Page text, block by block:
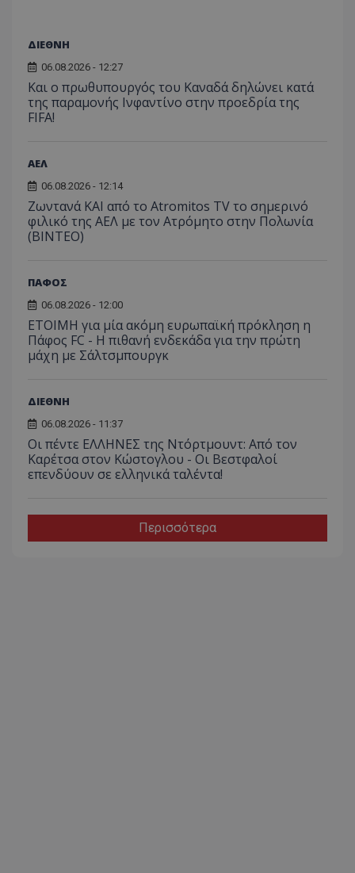
ΔΙΕΘΝΗ
06.08.2026 - 12:27
Και ο πρωθυπουργός του Καναδά δηλώνει κατά
της παραμονής Ινφαντίνο στην προεδρία της
FIFA!
ΑΕΛ
06.08.2026 - 12:14
Ζωντανά ΚΑΙ από το Atromitos TV το σημερινό
φιλικό της ΑΕΛ με τον Ατρόμητο στην Πολωνία
(ΒΙΝΤΕΟ)
ΠΑΦΟΣ
06.08.2026 - 12:00
ΕΤΟΙΜΗ για μία ακόμη ευρωπαϊκή πρόκληση η
Πάφος FC - Η πιθανή ενδεκάδα για την πρώτη
μάχη με Σάλτσμπουργκ
ΔΙΕΘΝΗ
06.08.2026 - 11:37
Οι πέντε ΕΛΛΗΝΕΣ της Ντόρτμουντ: Από τον
Καρέτσα στον Κώστογλου - Οι Βεστφαλοί
επενδύουν σε ελληνικά ταλέντα!
Περισσότερα